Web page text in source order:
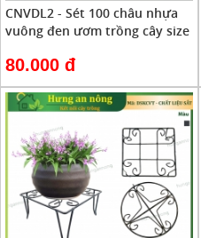
CNVDL2 - Sét 100 châu nhựa
vuông đen ươm trồng cây size
80.000 đ